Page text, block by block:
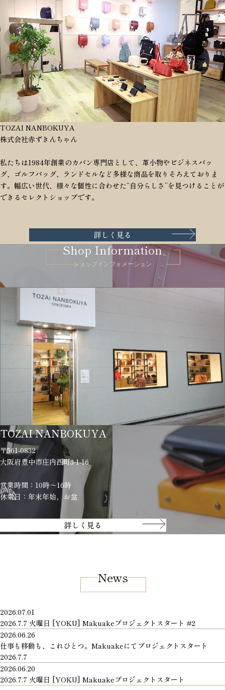
TOZAI NANBOKUYA
株式会社赤ずきんちゃん
私たちは1984年創業のカバン専門店として、革小物やビジネスバッ
グ、ゴルフバッグ、ランドセルなど多様な商品を取りそろえておりま
す。幅広い世代、様々な個性に合わせた“自分らしさ”を見つけることが
できるセレクトショップです。
詳しく見る
Shop Information
ショップインフォメーション
TOZAI NANBOKUYA
〒561-0832
大阪府豊中市庄内西町3-1-16
営業時間：10時～16時
休業日：年末年始、お盆
詳しく見る
News
2026.07.01
2026.7.7 火曜日 [YOKU] Makuakeプロジェクトスタート #2
2026.06.26
仕事も移動も、これひとつ。Makuakeにてプロジェクトスタート
2026.7.7
2026.06.20
2026.7.7 火曜日 [YOKU] Makuakeプロジェクトスタート